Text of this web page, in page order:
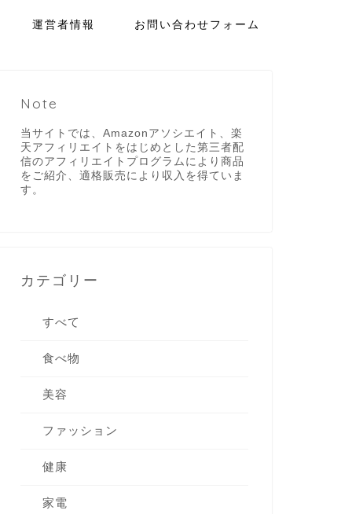
運営者情報 お問い合わせフォーム
Note
当サイトでは、Amazonアソシエイト、楽
天アフィリエイトをはじめとした第三者配
信のアフィリエイトプログラムにより商品
をご紹介、適格販売により収入を得ていま
す。
カテゴリー
すべて
食べ物
美容
ファッション
健康
家電